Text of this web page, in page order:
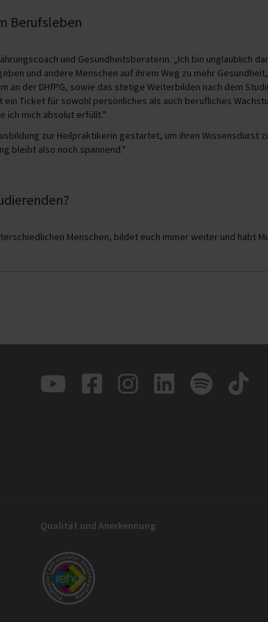
Berufsleben
und Gesundheitsberaterin. „Ich bin unglaublich
und andere Menschen auf ihrem Weg zu mehr
an der DHfPG, sowie das stetige Weiterbilden nach dem
Ticket für sowohl persönliches als auch berufliches
ich mich absolut erfüllt."
zur Heilpraktikerin gestartet, um ihren Wissensdurst
bleibt also noch spannend."
Menschen, bildet euch immer weiter und habt
Qualität und Anerkennung